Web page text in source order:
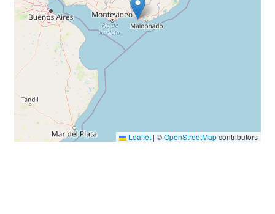
Leaflet | ©OpenStreetMapcontributors